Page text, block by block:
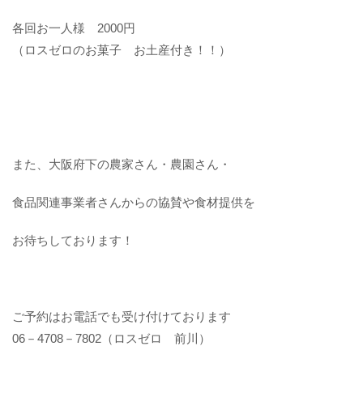
各回お一人様 2000円
（ロスゼロのお菓子 お土産付き！！）
また、大阪府下の農家さん・農園さん・
食品関連事業者さんからの協賛や食材提供を
お待ちしております！
ご予約はお電話でも受け付けております
06－4708－7802（ロスゼロ 前川）